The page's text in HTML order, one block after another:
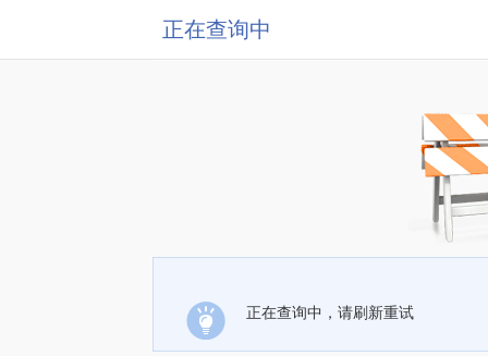
正在查询中
正在查询中，请刷新重试